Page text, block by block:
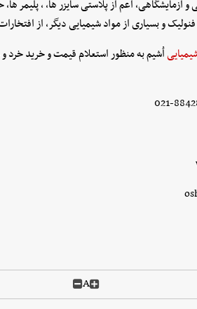
و آزمایشگاهی, اعم از پلاستی سایزر ها, , پلیمر
و بسیاری از مواد شیمیایی دیگر, از
اُشیم به منظور استعلام قیمت و خرید خرد و
A